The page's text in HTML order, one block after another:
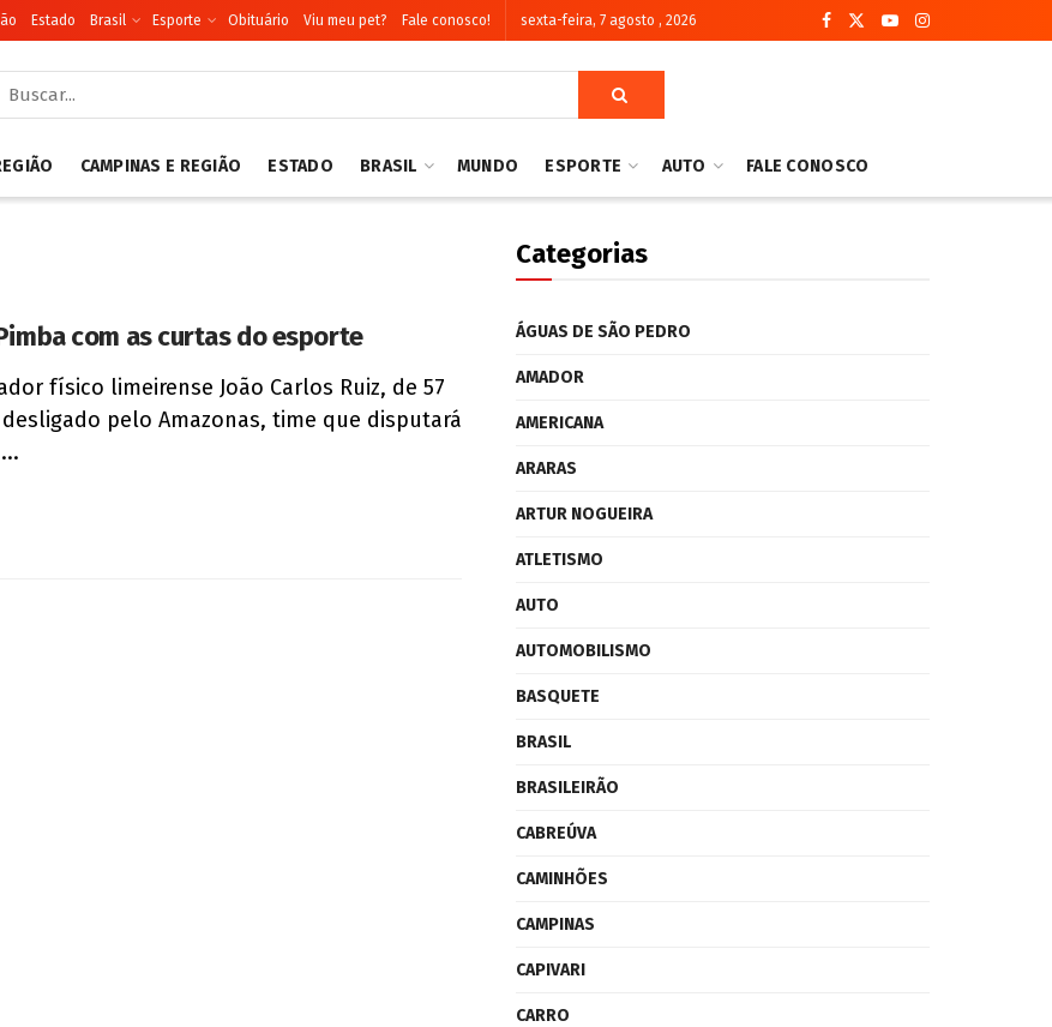
Estado Brasil Esporte Obituário Viu meu pet? Fale conosco! sexta-feira, 7 agosto , 2026
CAMPINAS E REGIÃO ESTADO BRASIL MUNDO ESPORTE AUTO FALE CONOSCO
com as curtas do esporte
físico limeirense João Carlos Ruiz, de 57
pelo Amazonas, time que disputará
Categorias
ÁGUAS DE SÃO PEDRO
AMADOR
AMERICANA
ARARAS
ARTUR NOGUEIRA
ATLETISMO
AUTO
AUTOMOBILISMO
BASQUETE
BRASIL
BRASILEIRÃO
CABREÚVA
CAMINHÕES
CAMPINAS
CAPIVARI
CARRO